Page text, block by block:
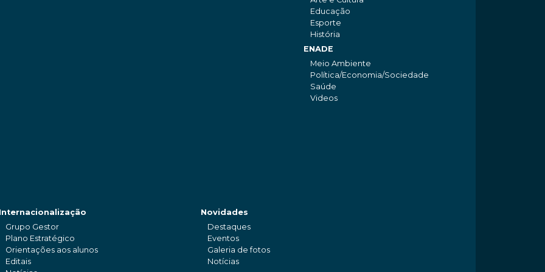
Educação
Esporte
História
ENADE
Meio Ambiente
Política/Economia/Sociedade
Saúde
Videos
Grupo Gestor
Plano Estratégico
Orientações aos alunos
Editais
Novidades
Destaques
Eventos
Galeria de fotos
Notícias